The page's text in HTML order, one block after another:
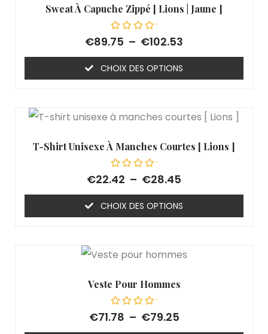
Sweat À Capuche Zippé [ Lions | Jaune ]
Note
0
€89.75 – €102.53
CHOIX DES OPTIONS
T-Shirt Unisexe À Manches Courtes [ Lions ]
Note
0
€22.42 – €28.45
CHOIX DES OPTIONS
Veste Pour Hommes
Note
0
€71.78 – €79.25